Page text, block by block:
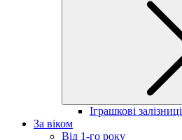
Іграшкові залізниці
За віком
Від 1-го року